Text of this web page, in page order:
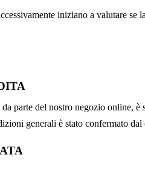
iniziano a valutare
parte del nostro negozio online,
generali è stato confermato